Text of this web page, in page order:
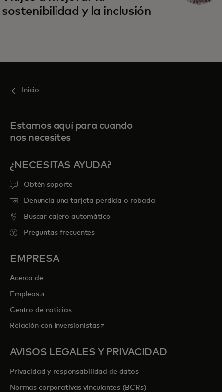
sostenibilidad y la inclusión
Inicio
Estamos aquí para cuando
nos necesites
¿NECESITAS AYUDA?
Obtén soporte
Denuncia una tarjeta perdida o robada
Buscar cajero automático
Preguntas frecuentes
EMPRESA
Acerca de
Empleosse abre en una pestaña nueva
Centro de noticias
Relación con Inversionistasse abre en una pestaña nueva
AVISOS LEGALES Y PRIVACIDAD
Privacidad y responsabilidad de datos
Normas corporativas vinculantes (BCRs)